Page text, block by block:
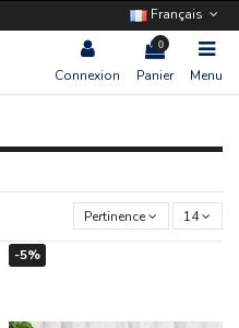
Français
Connexion
0
Panier Menu
Pertinence 14
-5%